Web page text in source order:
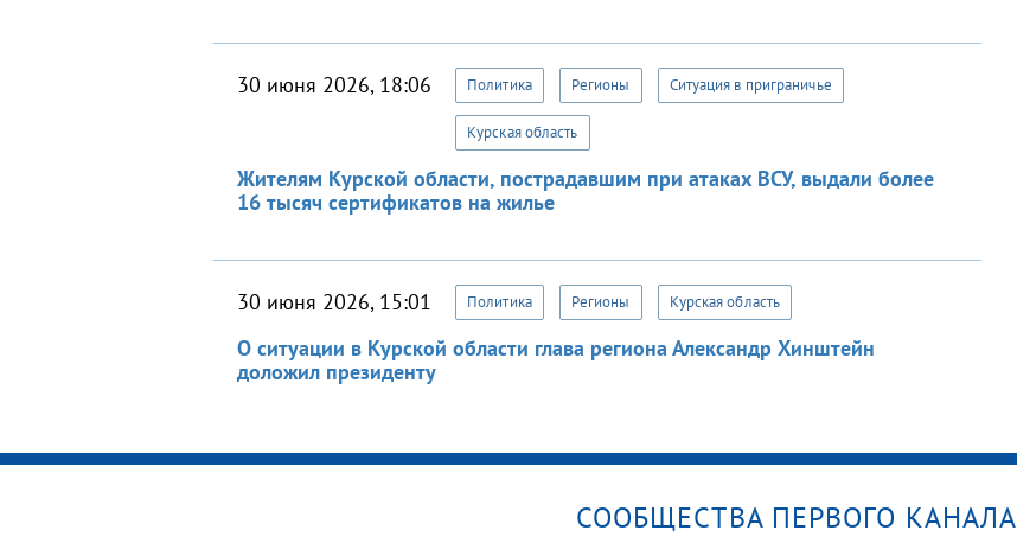
30 июня 2026, 18:06 Политика Регионы Ситуация в приграничье
Курская область
Жителям Курской области, пострадавшим при атаках ВСУ, выдали более
16 тысяч сертификатов на жилье
30 июня 2026, 15:01 Политика Регионы Курская область
О ситуации в Курской области глава региона Александр Хинштейн
доложил президенту
СООБЩЕСТВА ПЕРВОГО КАНАЛА